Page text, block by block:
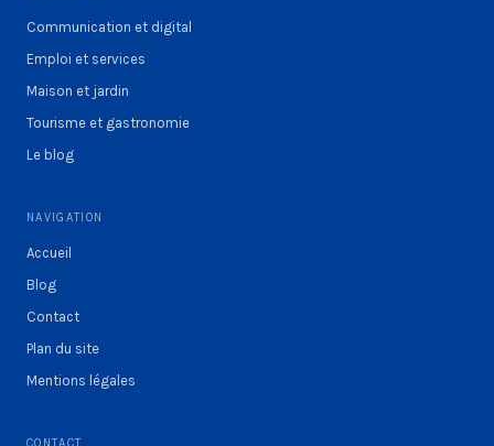
Communication et digital
Emploi et services
Maison et jardin
Tourisme et gastronomie
Le blog
NAVIGATION
Accueil
Blog
Contact
Plan du site
Mentions légales
CONTACT